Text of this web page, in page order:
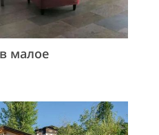
малое